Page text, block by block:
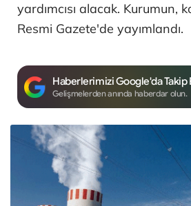
yardımcısı alacak. Kurumun,
Resmi Gazete'de yayımlandı.
Haberlerimizi Google'da Takip
Gelişmelerden anında haberdar olun.